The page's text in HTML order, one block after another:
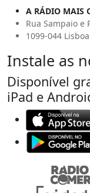
A RÁDIO MAIS
Rua Sampaio e
1099-044 Lisboa
Instale as
Disponível
iPad e